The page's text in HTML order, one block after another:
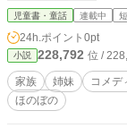
児童書・童話 連載中
24h.ポイント 0pt
小説 228,792 位 /
家族 姉妹 コメデ
ほのぼの